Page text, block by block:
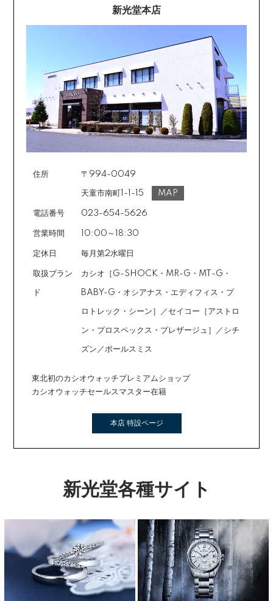
新光堂本店
住所 〒994-0049
天童市南町1-1-15 MAP
電話番号 023-654-5626
営業時間 10:00～18:30
定休日 毎月第2水曜日
取扱ブラン
ド
カシオ［G-SHOCK・MR-G・MT-G・
BABY-G・オシアナス・エディフィス・プ
ロトレック・シーン］／セイコー［アストロ
ン・プロスペックス・プレザージュ］／シチ
ズン／ポールスミス
東北初のカシオウォッチプレミアムショップ
カシオウォッチセールスマスター在籍
本店 特設ページ
新光堂各種サイト